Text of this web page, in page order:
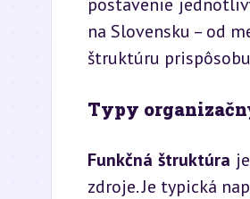
na Slovensku – od
štruktúru
Typy
Funkčná štruktúra
zdroje. Je typická